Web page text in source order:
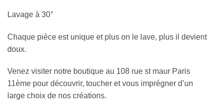
Lavage à 30°
Chaque pièce est unique et plus on le lave, plus il devient
doux.
Venez visiter notre boutique au 108 rue st maur Paris
11ème pour découvrir, toucher et vous imprégner d’un
large choix de nos créations.